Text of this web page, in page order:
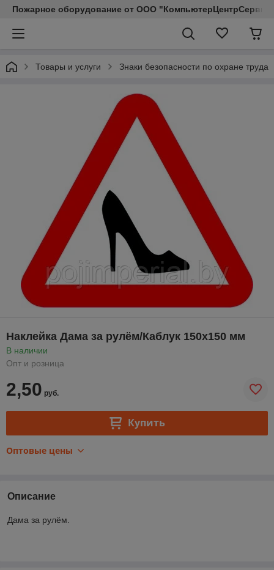
Пожарное оборудование от ООО "КомпьютерЦентрСервис
Товары и услуги Знаки безопасности по охране труда
Наклейка Дама за рулём/Каблук 150х150 мм
В наличии
Опт и розница
2,50 руб.
Купить
Оптовые цены
Описание
Дама за рулём.